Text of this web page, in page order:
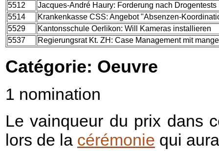
5512
Jacques-André Haury: Forderung nach
5514
Krankenkasse CSS: Angebot "Absenzen-
5529
Kantonsschule Oerlikon: Will Kameras installieren
5537
Regierungsrat Kt. ZH: Case Management mit
Catégorie: Oeuvre
1 nomination
Le vainqueur du prix dans
lors de la cérémonie qui